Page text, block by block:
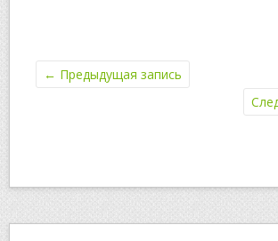
← Предыдущая запись